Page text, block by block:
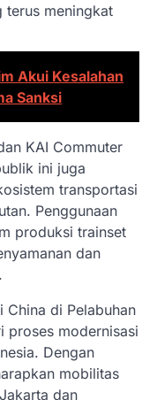
terus meningkat
Akui Kesalahan
Sanksi
KAI Commuter
ini juga
transportasi
Penggunaan
produksi trainset
dan
China di Pelabuhan
proses modernisasi
Dengan
mobilitas
dan